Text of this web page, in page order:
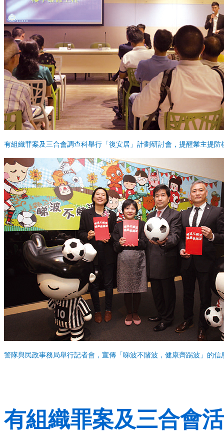
有組織罪案及三合會調查科舉行「復安居」計劃研討會，提醒業主提防
警隊與民政事務局舉行記者會，宣傳「睇波不賭波，健康齊踢波」的
有組織罪案及三合會